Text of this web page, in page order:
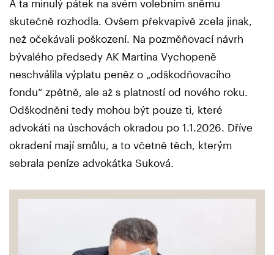
A ta minulý pátek na svém volebním sněmu
skutečně rozhodla. Ovšem překvapivě zcela jinak,
než očekávali poškození. Na pozměňovací návrh
bývalého předsedy AK Martina Vychopeně
neschválila výplatu peněz o „odškodňovacího
fondu“ zpětně, ale až s platností od nového roku.
Odškodněni tedy mohou být pouze ti, které
advokáti na úschovách okradou po 1.1.2026. Dříve
okradení mají smůlu, a to včetně těch, kterým
sebrala peníze advokátka Suková.